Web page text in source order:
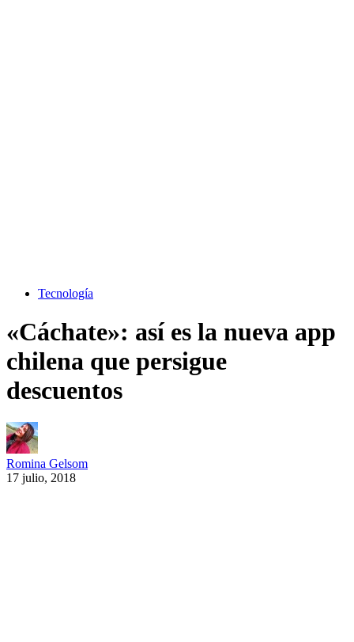
Tecnología
«Cáchate»: así es la nueva app
chilena que persigue
descuentos
Romina Gelsom
17 julio, 2018